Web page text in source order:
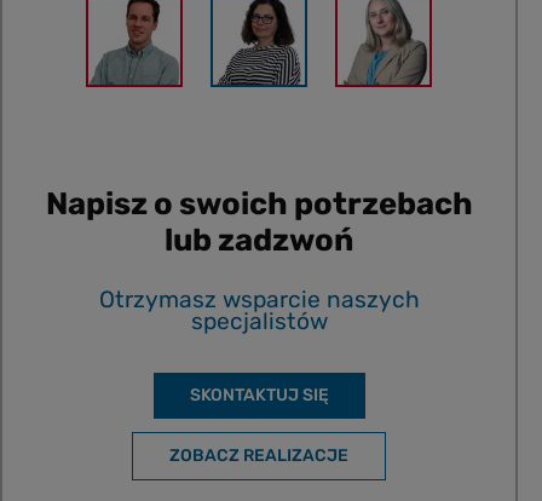
Napisz o swoich potrzebach
lub zadzwoń
Otrzymasz wsparcie naszych
specjalistów
SKONTAKTUJ SIĘ
ZOBACZ REALIZACJE